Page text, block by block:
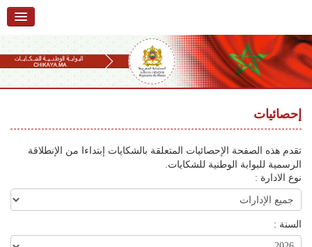
الرئيسية
حول البوابة
تقديم شكاية
تتبع شكاية
تقديم ملاحظة
تقديم إقتراح
أسئلة وأجوبة
navigation
content
إحصائيات
تقدم هذه الصفحة الإحصائيات المتعلقة بالشكايات إبتداءا من الإنطلاقة
الرسمية للبوابة الوطنية للشكايات.
نوع الادارة :
السنة :